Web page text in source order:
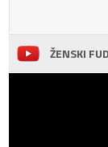
ŽENSKI